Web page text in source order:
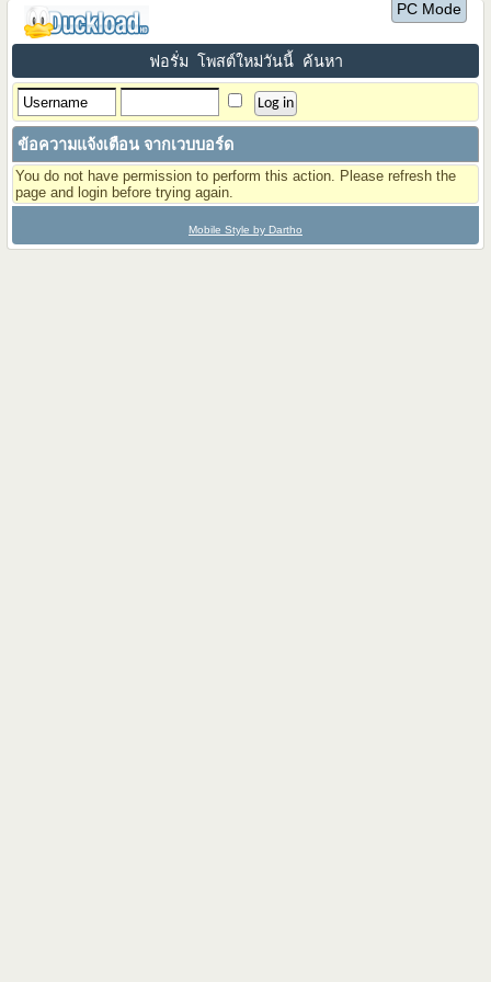
PC Mode
ฟอรั่ม โพสต์ใหม่วันนี้ ค้นหา
ข้อความแจ้งเตือน จากเวบบอร์ด
You do not have permission to perform this action. Please refresh the
page and login before trying again.
Mobile Style by Dartho